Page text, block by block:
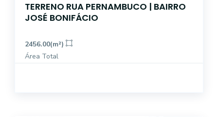
TERRENO RUA PERNAMBUCO | BAIRRO
JOSÉ BONIFÁCIO
2456.00(m²)
Área Total